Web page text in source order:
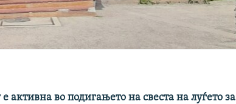
активна во подигањето на свеста на луѓето за